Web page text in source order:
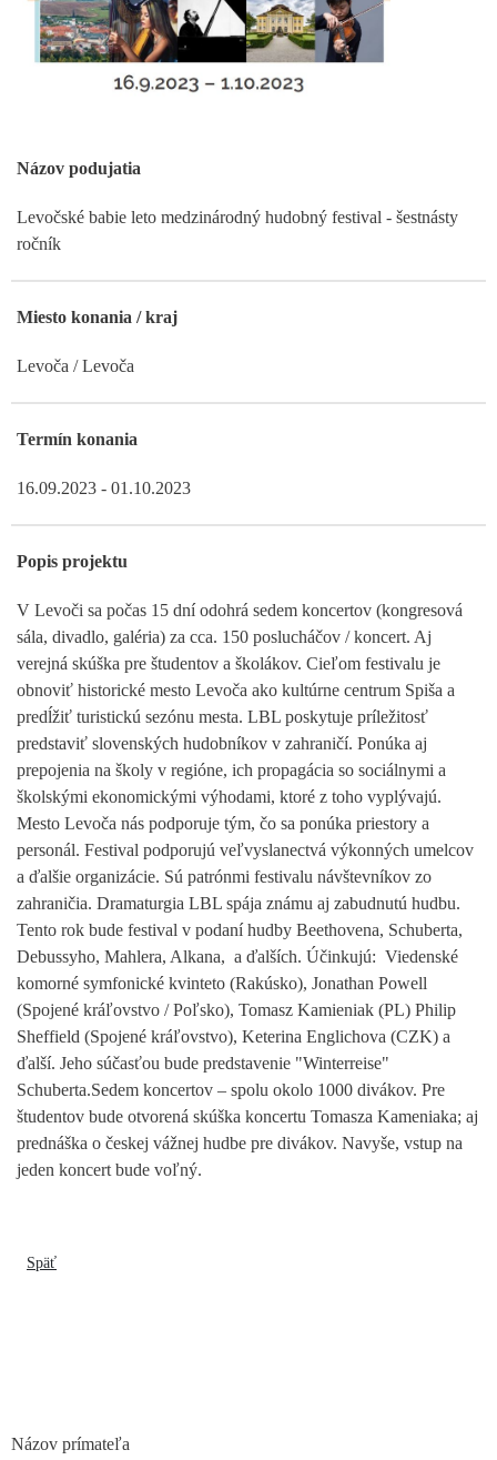
Názov podujatia
Levočské babie leto medzinárodný hudobný festival - šestnásty
ročník
Miesto konania / kraj
Levoča / Levoča
Termín konania
16.09.2023 - 01.10.2023
Popis projektu
V Levoči sa počas 15 dní odohrá sedem koncertov (kongresová
sála, divadlo, galéria) za cca. 150 poslucháčov / koncert. Aj
verejná skúška pre študentov a školákov. Cieľom festivalu je
obnoviť historické mesto Levoča ako kultúrne centrum Spiša a
predĺžiť turistickú sezónu mesta. LBL poskytuje príležitosť
predstaviť slovenských hudobníkov v zahraničí. Ponúka aj
prepojenia na školy v regióne, ich propagácia so sociálnymi a
školskými ekonomickými výhodami, ktoré z toho vyplývajú.
Mesto Levoča nás podporuje tým, čo sa ponúka priestory a
personál. Festival podporujú veľvyslanectvá výkonných umelcov
a ďalšie organizácie. Sú patrónmi festivalu návštevníkov zo
zahraničia. Dramaturgia LBL spája známu aj zabudnutú hudbu.
Tento rok bude festival v podaní hudby Beethovena, Schuberta,
Debussyho, Mahlera, Alkana, a ďalších. Účinkujú: Viedenské
komorné symfonické kvinteto (Rakúsko), Jonathan Powell
(Spojené kráľovstvo / Poľsko), Tomasz Kamieniak (PL) Philip
Sheffield (Spojené kráľovstvo), Keterina Englichova (CZK) a
ďalší. Jeho súčasťou bude predstavenie "Winterreise"
Schuberta.Sedem koncertov – spolu okolo 1000 divákov. Pre
študentov bude otvorená skúška koncertu Tomasza Kameniaka; aj
prednáška o českej vážnej hudbe pre divákov. Navyše, vstup na
jeden koncert bude voľný.
Späť
Názov prímateľa